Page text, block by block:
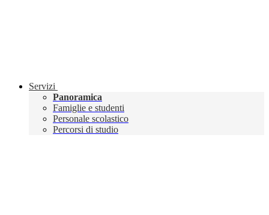
Servizi
Panoramica
Famiglie e studenti
Personale scolastico
Percorsi di studio